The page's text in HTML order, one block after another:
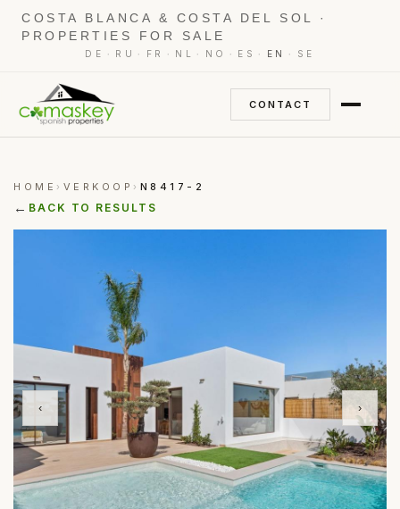
COSTA BLANCA & COSTA DEL SOL ·
PROPERTIES FOR SALE
DE · RU · FR · NL · NO · ES · EN · SE
CONTACT
HOME › VERKOOP › N8417-2
← BACK TO RESULTS
‹ ›